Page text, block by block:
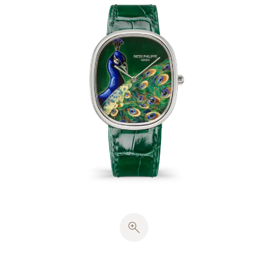
珐琅师先使用长约69.4厘米（重约0.47克）的金线，重
现孔雀羽毛和翎眼的轮廓。随后，他运用30种颜色的
珐琅（以透明珐琅为主，辅以不透明或半透明珐琅），
匠心呈现这一细节丰富的复杂构图。手工雕刻工艺勾勒
出羽翼上的虹彩流光，更添灵动之感。每块表盘均需在
800至850摄氏度的高温下煅烧11至12次。
Golden Ellipse白金表壳配备实心底盖，采用源自古典
黄金分割的均衡比例。Cheveu式指针指示小时及分
钟，点缀白金印记。这款标志性腕表搭载240超薄自动
上弦机芯。